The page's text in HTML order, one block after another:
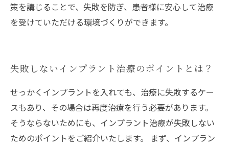
策を講じることで、失敗を防ぎ、患者様に安心して治療
を受けていただける環境づくりができます。
失敗しないインプラント治療のポイントとは？
せっかくインプラントを入れても、治療に失敗するケー
スもあり、その場合は再度治療を行う必要があります。
そうならないためにも、インプラント治療が失敗しない
ためのポイントをご紹介いたします。 まず、インプラン